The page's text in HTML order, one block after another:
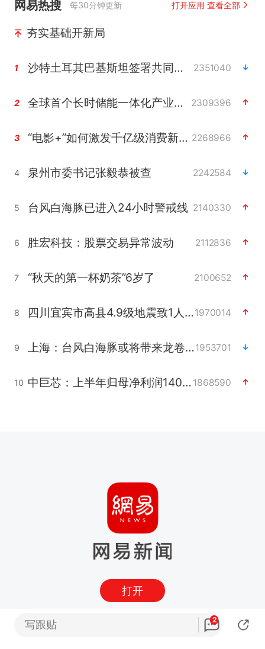
网易热搜 每30分钟更新 打开应用 查看全部
夯实基础开新局
1 沙特土耳其巴基斯坦签署共同防务协议 2351040
2 全球首个长时储能一体化产业园量产 2309396
3 “电影+”如何激发千亿级消费新活力？ 2268966
4 泉州市委书记张毅恭被查 2242584
5 台风白海豚已进入24小时警戒线 2140330
6 胜宏科技：股票交易异常波动 2112836
7 “秋天的第一杯奶茶”6岁了 2100652
8 四川宜宾市高县4.9级地震致1人死亡1970014
9 上海：台风白海豚或将带来龙卷风1953701
10 中巨芯：上半年归母净利润1405.77万元 1868590
打开
写跟贴 2